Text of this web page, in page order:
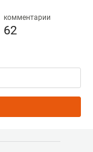
комментарии
62